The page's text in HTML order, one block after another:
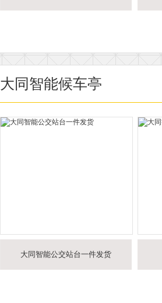
大同智能候车亭
大同智能公交站台一件发货